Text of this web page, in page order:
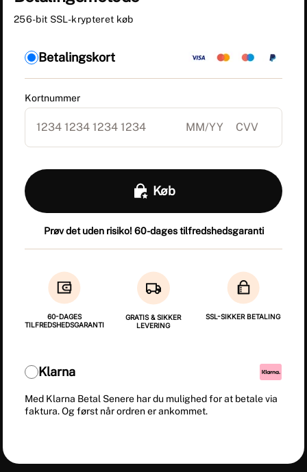
256-bit SSL-krypteret køb
Betalingskort
Kortnummer
Køb
Prøv det uden risiko! 60-dages tilfredshedsgaranti
60-DAGES
TILFREDSHEDSGARANTI
GRATIS & SIKKER
LEVERING
SSL-SIKKER BETALING
Klarna
Med Klarna Betal Senere har du mulighed for at betale via
faktura. Og først når ordren er ankommet.